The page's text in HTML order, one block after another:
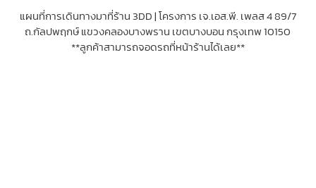
The
options
may
แผนที่การเดินทางมาที่ร้าน 3DD | โครงการ เจ.เอส.พี. เพลส 4 89/7
ถ.กัลปพฤกษ์ แขวงคลองบางพราน เขตบางบอน กรุงเทพ 10150
**ลูกค้าสามารถจอดรถที่หน้าร้านได้เลย**